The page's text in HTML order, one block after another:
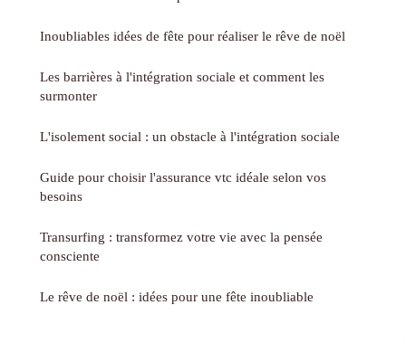
Inoubliables idées de fête pour réaliser le rêve de noël
Les barrières à l'intégration sociale et comment les
surmonter
L'isolement social : un obstacle à l'intégration sociale
Guide pour choisir l'assurance vtc idéale selon vos
besoins
Transurfing : transformez votre vie avec la pensée
consciente
Le rêve de noël : idées pour une fête inoubliable